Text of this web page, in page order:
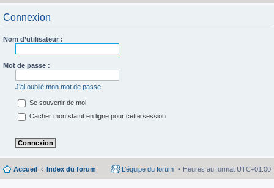
Connexion
Nom d’utilisateur :
Mot de passe :
J’ai oublié mon mot de passe
Se souvenir de moi
Cacher mon statut en ligne pour cette session
Accueil Index du forum Heures au format UTC+01:00
L’équipe du forum